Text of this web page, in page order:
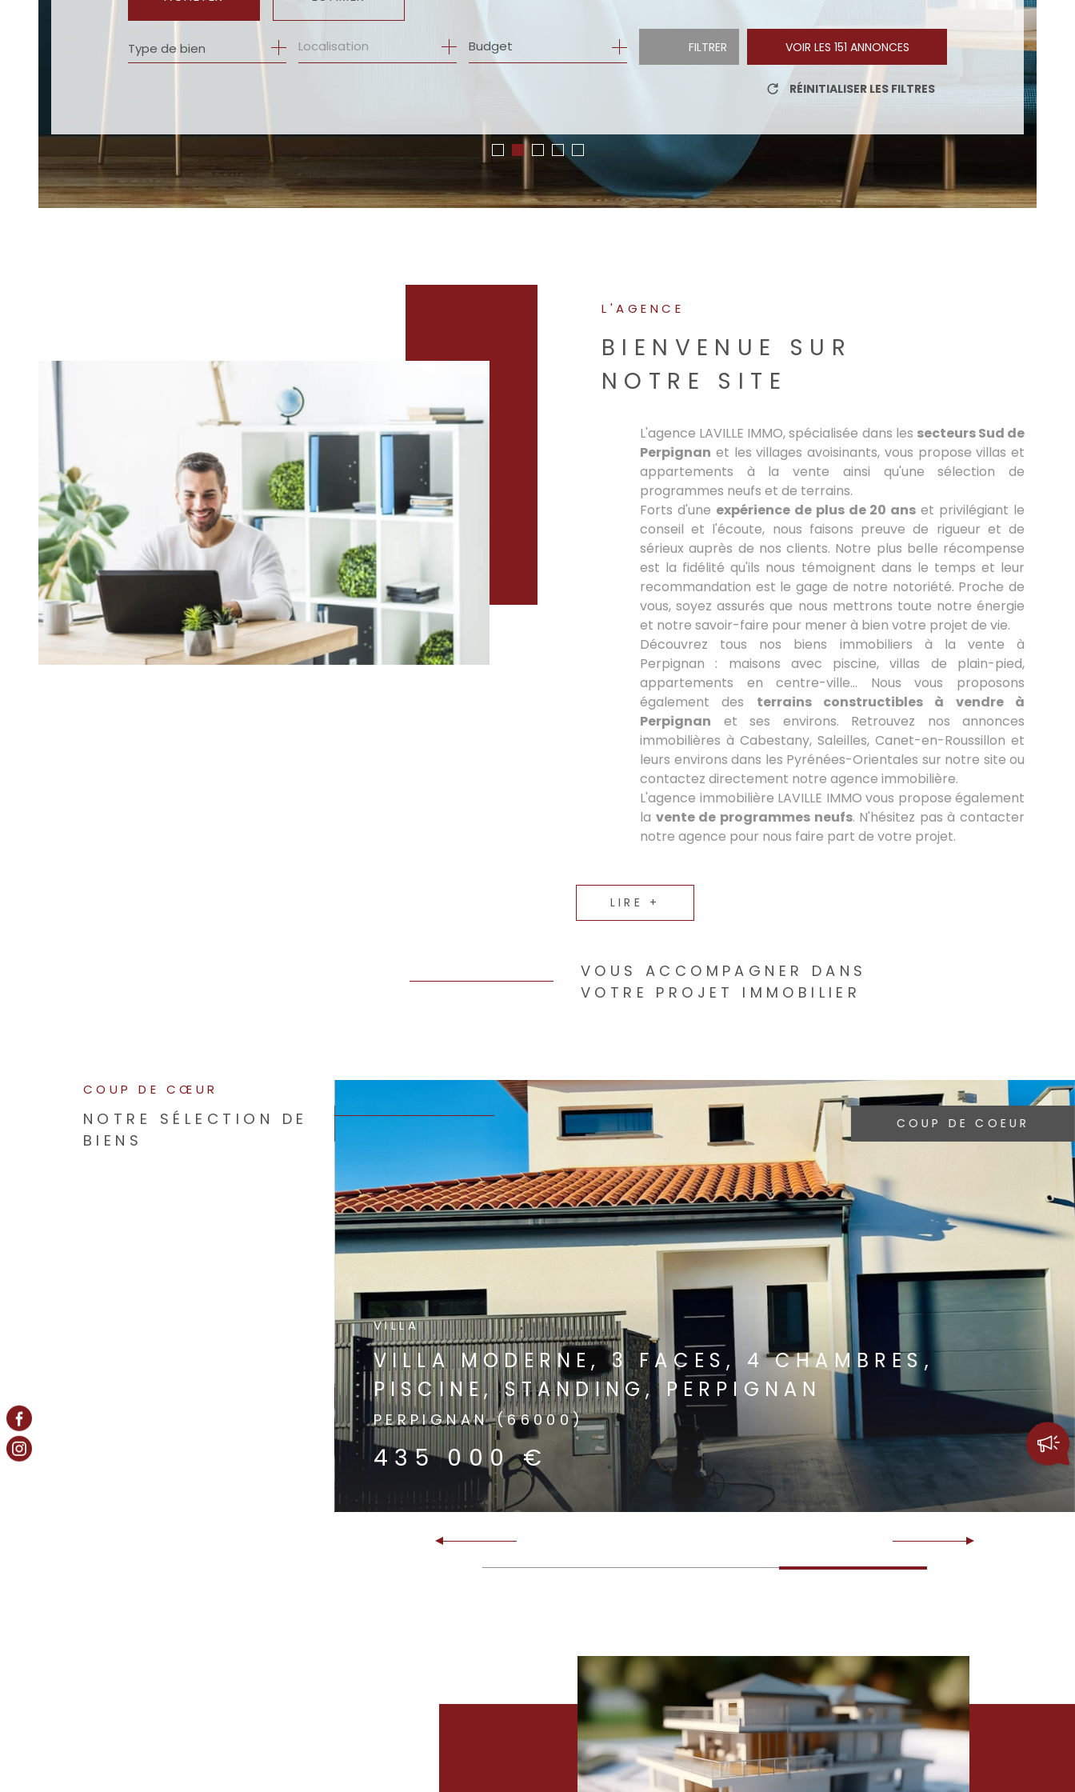
NOTRE
DE L'ANCIEN
Type de bien Budget FILTRER VOIR LES 151 ANNONCES
RÉINITIALISER LES FILTRES
L'AGENCE
BIENVENUE SUR
NOTRE SITE
L'agence LAVILLE IMMO, spécialisée dans les secteurs Sud de
Perpignan et les villages avoisinants, vous propose villas et
appartements à la vente ainsi qu'une sélection de
programmes neufs et de terrains.
Forts d'une expérience de plus de 20 ans et privilégiant le
conseil et l'écoute, nous faisons preuve de rigueur et de
sérieux auprès de nos clients. Notre plus belle récompense
est la fidélité qu'ils nous témoignent dans le temps et leur
recommandation est le gage de notre notoriété. Proche de
vous, soyez assurés que nous mettrons toute notre énergie
et notre savoir-faire pour mener à bien votre projet de vie.
Découvrez tous nos biens immobiliers à la vente à
Perpignan : maisons avec piscine, villas de plain-pied,
appartements en centre-ville... Nous vous proposons
également des terrains constructibles à vendre à
Perpignan et ses environs. Retrouvez nos annonces
immobilières à Cabestany, Saleilles, Canet-en-Roussillon et
leurs environs dans les Pyrénées-Orientales sur notre site ou
contactez directement notre agence immobilière.
L'agence immobilière LAVILLE IMMO vous propose également
la vente de programmes neufs. N'hésitez pas à contacter
notre agence pour nous faire part de votre projet.
LIRE +
VOUS ACCOMPAGNER DANS
VOTRE PROJET IMMOBILIER
COUP DE CŒUR
NOTRE SÉLECTION DE
BIENS
PRIX EN BAISSE
VILLA
PERPIGNAN SUD-EST : VILLA CONTEMPORAINE,
GARAGE ET PISCINE
PERPIGNAN (66000)
345 000 €
VOIR LE BIEN